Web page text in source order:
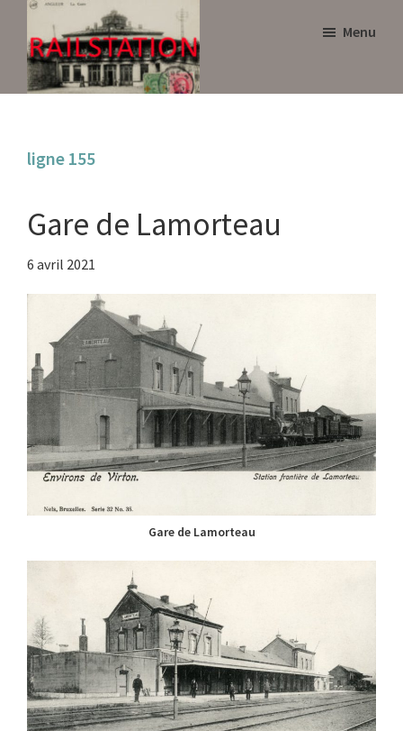
main
content
primary
sidebar
Menu
ligne 155
Gare de Lamorteau
6 avril 2021
Gare de Lamorteau